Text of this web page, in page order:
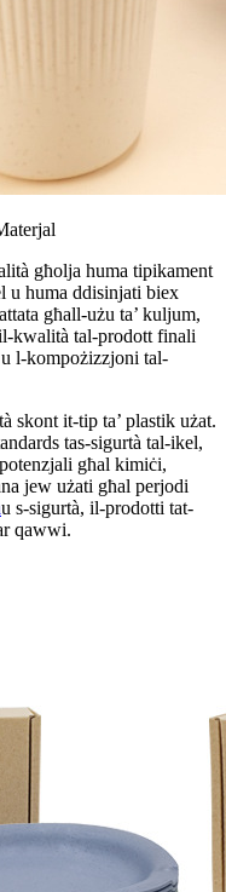
għolja huma tipikament
u huma ddisinjati biex
għall-użu ta’ kuljum,
kwalità tal-prodott finali
l-kompożizzjoni tal-
skont it-tip ta’ plastik użat.
tas-sigurtà tal-ikel,
għal kimiċi,
jew użati għal perjodi
u s-sigurtà, il-prodotti tat-
qawwi.